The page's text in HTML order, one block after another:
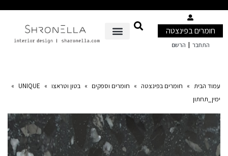
חומרים בפינצטה
התחבר | הרשם
עמוד הבית » חומרים בפינצטה » חומרים וספקים » בטון וטראצו »
UNIQUE
»
ימין_תחתון